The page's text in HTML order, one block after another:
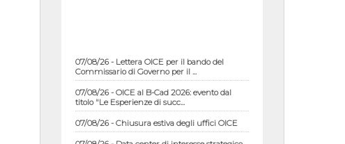
Commissario di Governo per il ...
07/08/26 - OICE al B-Cad 2026: evento dal
titolo "Le Esperienze di succ...
07/08/26 - Chiusura estiva degli uffici OICE
07/08/26 - Data center di interesse strategico